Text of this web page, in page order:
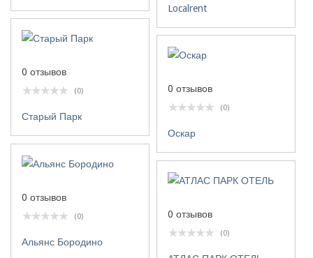
Localrent
0 отзывов
(0)
Старый Парк
0 отзывов
(0)
Оскар
0 отзывов
(0)
Альянс Бородино
0 отзывов
(0)